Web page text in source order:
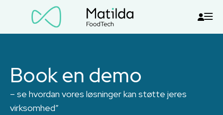
Book en demo
– se hvordan vores løsninger kan støtte jeres
virksomhed”